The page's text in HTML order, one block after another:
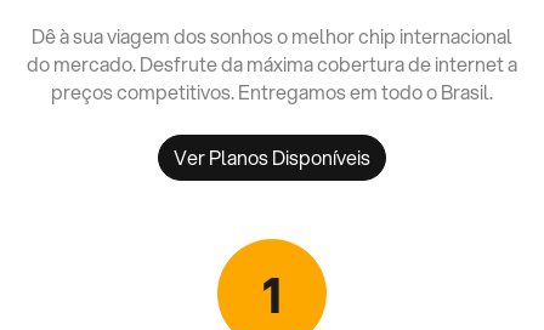
Dê à sua viagem dos sonhos o melhor chip internacional
do mercado. Desfrute da máxima cobertura de internet a
preços competitivos. Entregamos em todo o Brasil.
Ver Planos Disponíveis
1